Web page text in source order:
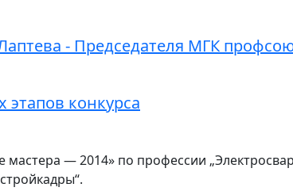
- Председателя МГК
конкурса
мастера — 2014» по профессии